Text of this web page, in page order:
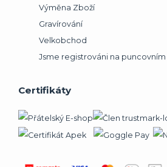
Výměna Zboží
Gravírování
Velkobchod
Jsme registrováni na puncovním
Certifikáty